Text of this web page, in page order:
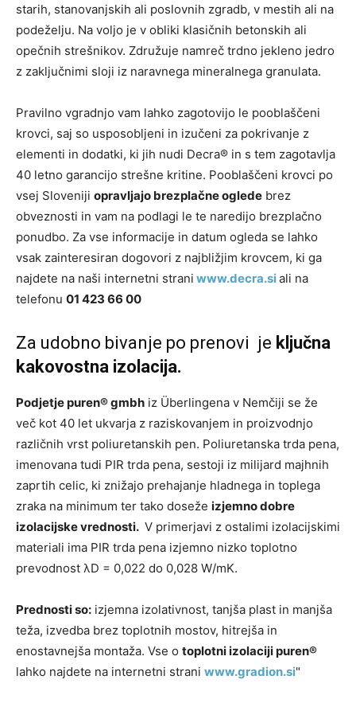
starih, stanovanjskih ali poslovnih zgradb, v mestih ali na
podeželju. Na voljo je v obliki klasičnih betonskih ali
opečnih strešnikov. Združuje namreč trdno jekleno jedro
z zaključnimi sloji iz naravnega mineralnega granulata.
Pravilno vgradnjo vam lahko zagotovijo le pooblaščeni
krovci, saj so usposobljeni in izučeni za pokrivanje z
elementi in dodatki, ki jih nudi Decra® in s tem zagotavlja
40 letno garancijo strešne kritine. Pooblaščeni krovci po
vsej Sloveniji opravljajo brezplačne oglede brez
obveznosti in vam na podlagi le te naredijo brezplačno
ponudbo. Za vse informacije in datum ogleda se lahko
vsak zainteresiran dogovori z najbližjim krovcem, ki ga
najdete na naši internetni strani www.decra.siali na
telefonu 01 423 66 00
Za udobno bivanje po prenovi je ključna
kakovostna izolacija.
Podjetje puren® gmbh iz Überlingena v Nemčiji se že
več kot 40 let ukvarja z raziskovanjem in proizvodnjo
različnih vrst poliuretanskih pen. Poliuretanska trda pena,
imenovana tudi PIR trda pena, sestoji iz milijard majhnih
zaprtih celic, ki znižajo prehajanje hladnega in toplega
zraka na minimum ter tako doseže izjemno dobre
izolacijske vrednosti. V primerjavi z ostalimi izolacijskimi
materiali ima PIR trda pena izjemno nizko toplotno
prevodnost λD = 0,022 do 0,028 W/mK.
Prednosti so: izjemna izolativnost, tanjša plast in manjša
teža, izvedba brez toplotnih mostov, hitrejša in
enostavnejša montaža. Vse o toplotni izolaciji puren®
lahko najdete na internetni strani www.gradion.si"